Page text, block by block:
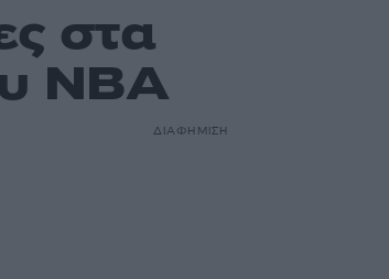
στα
NBA
ΔΙΑΦΗΜΙΣΗ